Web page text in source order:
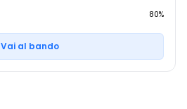
80%
Vai al bando